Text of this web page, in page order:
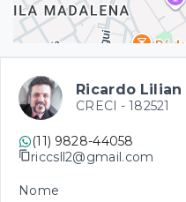
Ricardo Lilian
CRECI - 182521
(11) 9828-44058
riccsll2@gmail.com
Nome